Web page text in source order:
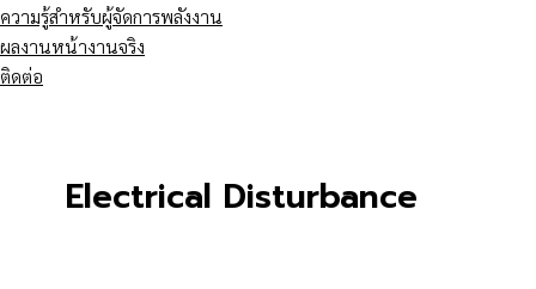
ความรู้สำหรับผู้จัดการพลังงาน
ผลงานหน้างานจริง
ติดต่อ
Electrical Disturbance